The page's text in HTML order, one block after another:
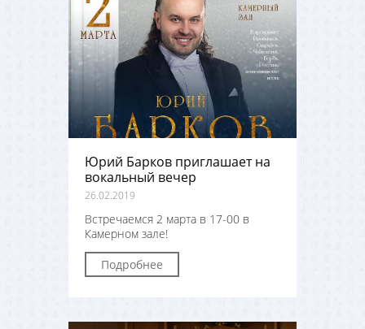
Юрий Барков приглашает на
вокальный вечер
26.02.2019
Встречаемся 2 марта в 17-00 в
Камерном зале!
Подробнее